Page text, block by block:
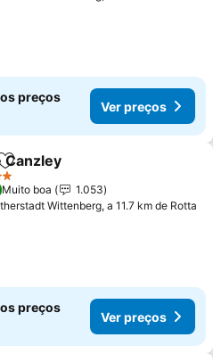
preços
Ver preços
Adicionar aos favoritos
Canzley
Muito boa
1.053
Wittenberg, a 11.7 km de Rotta
preços
Ver preços